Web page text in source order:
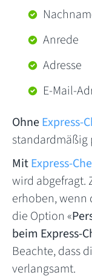
Anrede
Adresse
E-Mail-
OhneExpress-
standardmäßig
MitExpress-
wird abgefragt.
erhoben, wenn
die Option «
beim Express-
Beachte, dass
verlangsamt.